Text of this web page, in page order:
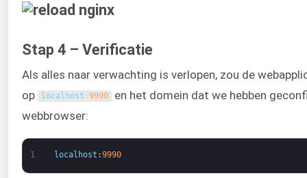
Stap 4 – Verificatie
Als alles naar verwachting is verlopen, zou de
op
localhost :9990 en het domein dat we hebben
webbrowser:
1 localhost :9990